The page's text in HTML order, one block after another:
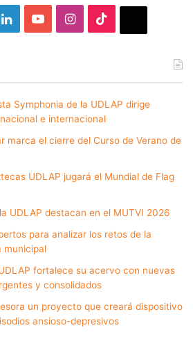
LinkedInYouTubeInstagram
Symphonia de la UDLAP dirige
e internacional
marca el cierre del Curso de Verano de
UDLAP jugará el Mundial de Flag
UDLAP destacan en el MUTVI 2026
para analizar los retos de la
municipal
fortalece su acervo con nuevas
y consolidados
un proyecto que creará dispositivo
ansioso-depresivos